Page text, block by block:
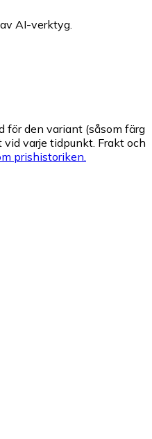
AI-verktyg.
för den variant (såsom färg
varje tidpunkt. Frakt och
prishistoriken.